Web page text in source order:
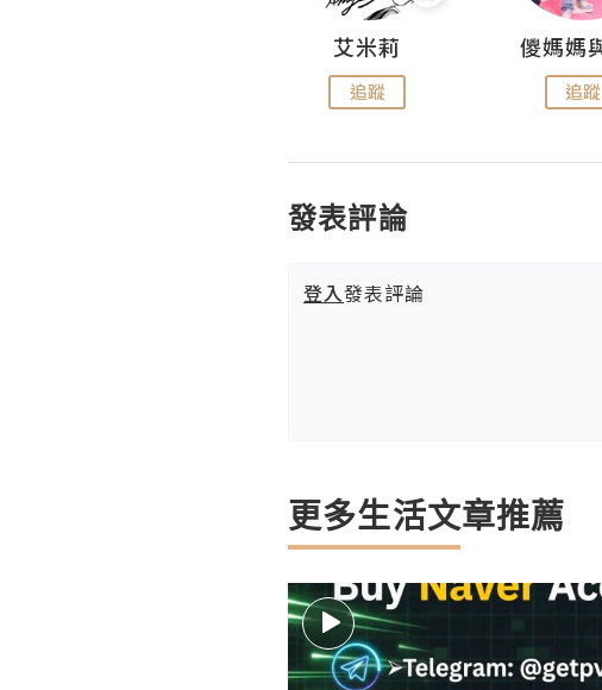
艾米莉
追蹤 追蹤
發表評論
登入發表評論
更多生活文章推薦